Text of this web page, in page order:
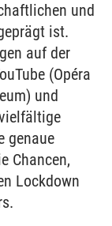
und
ist.
auf der
(Opéra
und
genaue
Chancen,
Lockdown